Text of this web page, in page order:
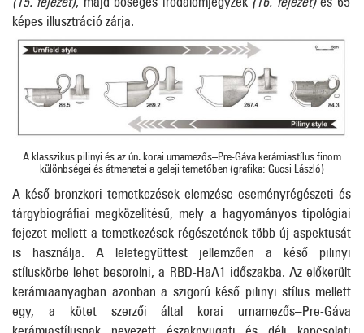
képes illusztráció zárja.
A klasszikus pilinyi és az ún. korai urnamezős–Pre-Gáva kerámiastílus finom
különbségei és átmenetei a geleji temetőben (grafika: Gucsi László)
A késő bronzkori temetkezések elemzése eseményrégészeti és
tárgybiográfiai megközelítésű, mely a hagyományos tipológiai
fejezet mellett a temetkezések régészetének több új aspektusát
is használja. A leletegyüttest jellemzően a késő pilinyi
stíluskörbe lehet besorolni, a RBD−HaA1 időszakba. Az előkerült
kerámiaanyagban azonban a szigorú késő pilinyi stílus mellett
egy, a kötet szerzői által korai urnamezős–Pre-Gáva
kerámiastílusnak nevezett északnyugati és déli kapcsolati